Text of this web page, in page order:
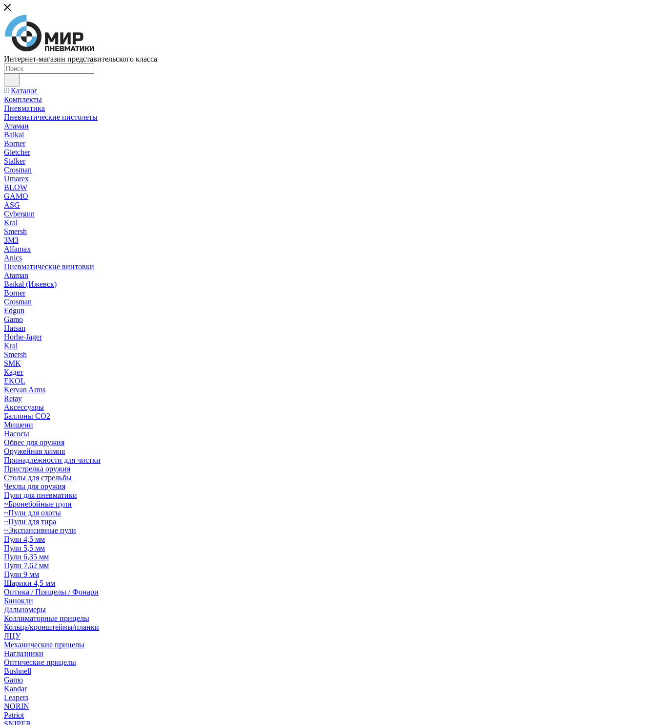
Интернет-магазин представительского класса
Каталог
Комплекты
Пневматика
Пневматические пистолеты
Атаман
Baikal
Borner
Gletcher
Stalker
Crosman
Umarex
BLOW
GAMO
ASG
Cybergun
Kral
Smersh
ЗМЗ
Alfamax
Anics
Пневматические винтовки
Ataman
Baikal (Ижевск)
Borner
Crosman
Edgun
Gamo
Hatsan
Horhe-Jager
Kral
Smersh
SMK
Кадет
EKOL
Kervan Arms
Retay
Аксессуары
Баллоны СО2
Мишени
Насосы
Обвес для оружия
Оружейная химия
Принадлежности для чистки
Пристрелка оружия
Столы для стрельбы
Чехлы для оружия
Пули для пневматики
~Бронебойные пули
~Пули для охоты
~Пули для тира
~Экспансивные пули
Пули 4,5 мм
Пули 5,5 мм
Пули 6,35 мм
Пули 7,62 мм
Пули 9 мм
Шарики 4,5 мм
Оптика / Прицелы / Фонари
Бинокли
Дальномеры
Коллиматорные прицелы
Кольца/кронштейны/планки
ЛЦУ
Механические прицелы
Наглазники
Оптические прицелы
Bushnell
Gamo
Kandar
Leapers
NORIN
Patriot